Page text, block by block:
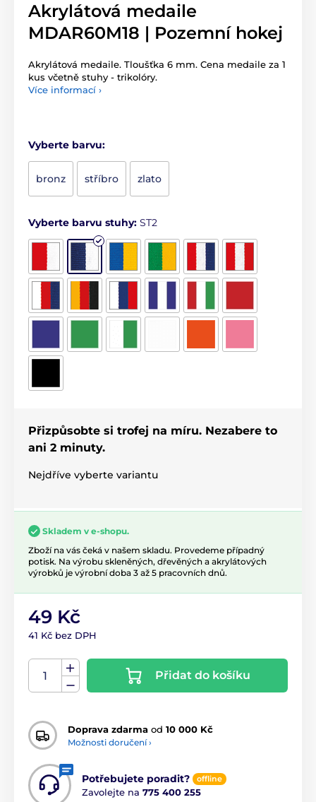
Akrylátová medaile
MDAR60M18 | Pozemní hokej
Akrylátová medaile. Tloušťka 6 mm. Cena medaile za 1
kus včetně stuhy - trikolóry.
Více informací ›
Vyberte barvu:
bronz stříbro zlato
Vyberte barvu stuhy: ST2
Přizpůsobte si trofej na míru. Nezabere to
ani 2 minuty.
Nejdříve vyberte variantu
Skladem v e-shopu.
Zboží na vás čeká v našem skladu. Provedeme případný
potisk. Na výrobu skleněných, dřevěných a akrylátových
výrobků je výrobní doba 3 až 5 pracovních dnů.
49 Kč
41 Kč bez DPH
Přidat do košíku
Doprava zdarma od 10 000 Kč
Možnosti doručení ›
Potřebujete poradit? offline
Zavolejte na 775 400 255